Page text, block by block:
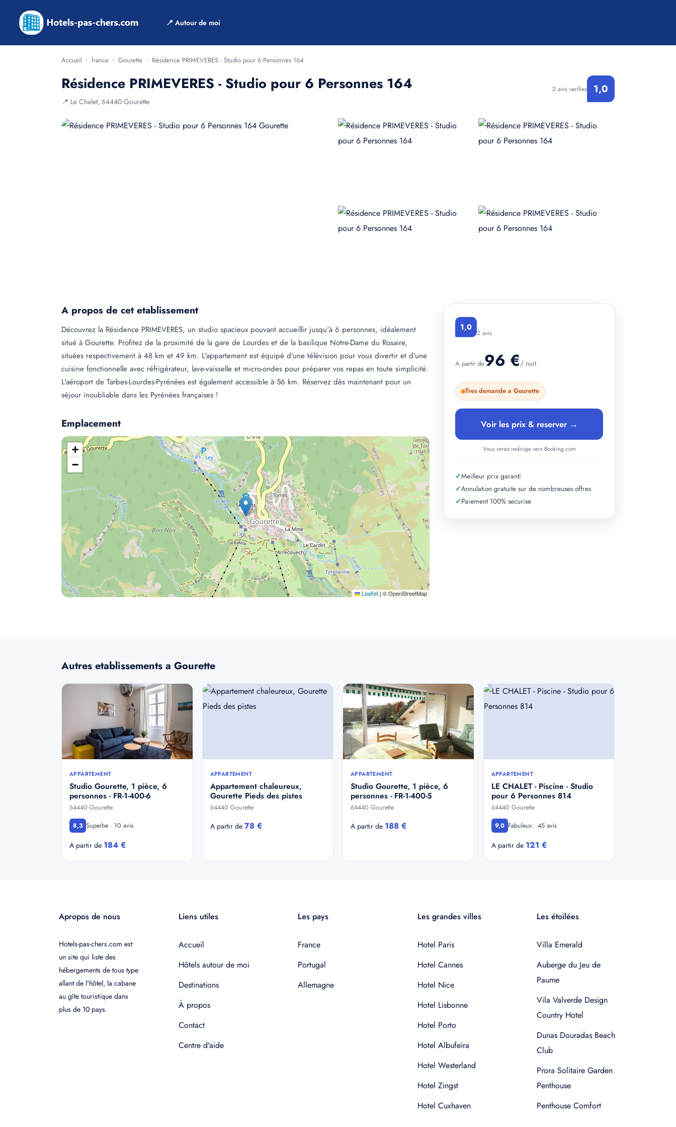
📍 Autour de moi
Accueil › france › Gourette › Résidence PRIMEVERES - Studio pour 6 Personnes 164
Résidence PRIMEVERES - Studio pour 6 Personnes 164
📍 Le Chalet, 64440 Gourette
2 avis verifies 1,0
A propos de cet etablissement
Découvrez la Résidence PRIMEVERES, un studio spacieux pouvant accueillir jusqu'à 6 personnes, idéalement
situé à Gourette. Profitez de la proximité de la gare de Lourdes et de la basilique Notre-Dame du Rosaire,
situées respectivement à 48 km et 49 km. L'appartement est équipé d'une télévision pour vous divertir et d'une
cuisine fonctionnelle avec réfrigérateur, lave-vaisselle et micro-ondes pour préparer vos repas en toute simplicité.
L'aéroport de Tarbes-Lourdes-Pyrénées est également accessible à 56 km. Réservez dès maintenant pour un
séjour inoubliable dans les Pyrénées françaises !
Emplacement
+
−
Leaflet | © OpenStreetMap
1,0
2 avis
A partir de96 €/ nuit
Tres demande a Gourette
Voir les prix & reserver →
Vous serez redirige vers Booking.com
✓Meilleur prix garanti
✓Annulation gratuite sur de nombreuses offres
✓Paiement 100% securise
Autres etablissements a Gourette
APPARTEMENT
Studio Gourette, 1 pièce, 6
personnes - FR-1-400-6
64440 Gourette
8,3 Superbe · 10 avis
A partir de 184 €
APPARTEMENT
Appartement chaleureux,
Gourette Pieds des pistes
64440 Gourette
A partir de 78 €
APPARTEMENT
Studio Gourette, 1 pièce, 6
personnes - FR-1-400-5
64440 Gourette
A partir de 188 €
APPARTEMENT
LE CHALET - Piscine - Studio
pour 6 Personnes 814
64440 Gourette
9,0 Fabuleux · 45 avis
A partir de 121 €
Apropos de nous
Hotels-pas-chers.com est
un site qui liste des
hébergements de tous type
allant de l'hôtel, la cabane
au gîte touristique dans
plus de 10 pays.
Liens utiles
Accueil
Hôtels autour de moi
Destinations
À propos
Contact
Centre d'aide
Les pays
France
Portugal
Allemagne
Les grandes villes
Hotel Paris
Hotel Cannes
Hotel Nice
Hotel Lisbonne
Hotel Porto
Hotel Albufeira
Hotel Westerland
Hotel Zingst
Hotel Cuxhaven
Les étoilées
Villa Emerald
Auberge du Jeu de
Paume
Vila Valverde Design
Country Hotel
Dunas Douradas Beach
Club
Prora Solitaire Garden
Penthouse
Penthouse Comfort